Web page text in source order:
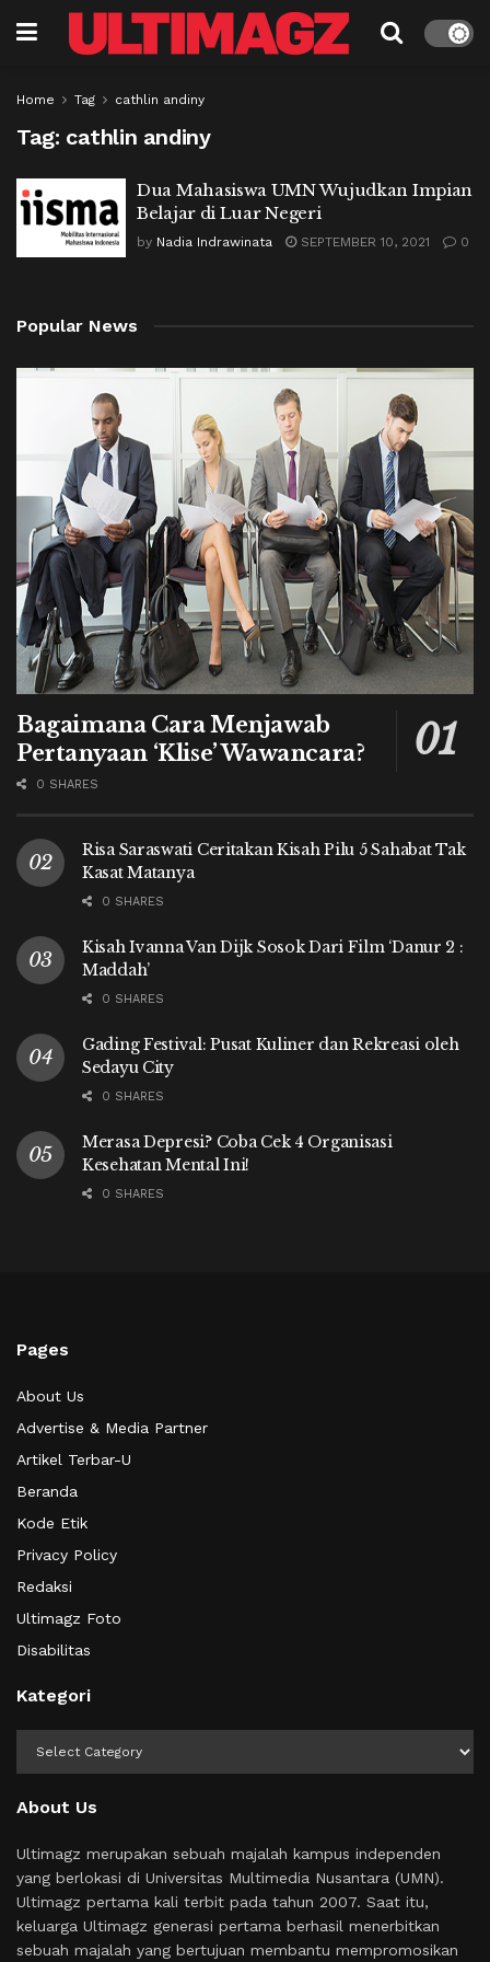
Home Tag cathlin andiny
Tag: cathlin andiny
Dua Mahasiswa UMN Wujudkan Impian
Belajar di Luar Negeri
by Nadia Indrawinata SEPTEMBER 10, 2021 0
Popular News
Bagaimana Cara Menjawab
Pertanyaan ‘Klise’ Wawancara?
0 SHARES
Risa Saraswati Ceritakan Kisah Pilu 5 Sahabat Tak
Kasat Matanya
0 SHARES
Kisah Ivanna Van Dijk Sosok Dari Film ‘Danur 2 :
Maddah’
0 SHARES
Gading Festival: Pusat Kuliner dan Rekreasi oleh
Sedayu City
0 SHARES
Merasa Depresi? Coba Cek 4 Organisasi
Kesehatan Mental Ini!
0 SHARES
Pages
About Us
Advertise & Media Partner
Artikel Terbar-U
Beranda
Kode Etik
Privacy Policy
Redaksi
Ultimagz Foto
Disabilitas
Kategori
About Us
Ultimagz merupakan sebuah majalah kampus independen
yang berlokasi di Universitas Multimedia Nusantara (UMN).
Ultimagz pertama kali terbit pada tahun 2007. Saat itu,
keluarga Ultimagz generasi pertama berhasil menerbitkan
sebuah majalah yang bertujuan membantu mempromosikan